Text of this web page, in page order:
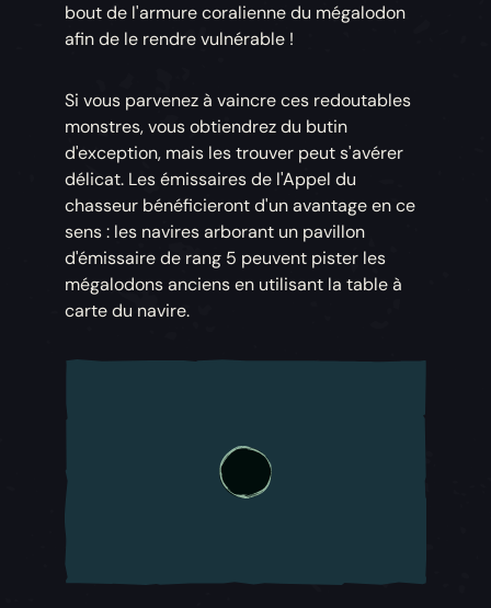
bout de l'armure coralienne du mégalodon
afin de le rendre vulnérable !
Si vous parvenez à vaincre ces redoutables
monstres, vous obtiendrez du butin
d'exception, mais les trouver peut s'avérer
délicat. Les émissaires de l'Appel du
chasseur bénéficieront d'un avantage en ce
sens : les navires arborant un pavillon
d'émissaire de rang 5 peuvent pister les
mégalodons anciens en utilisant la table à
carte du navire.